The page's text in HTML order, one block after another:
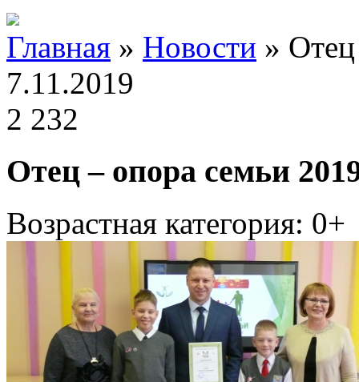
Главная » Новости »
7.11.2019
2 232
Отец – опора семьи
Возрастная категория: 0+